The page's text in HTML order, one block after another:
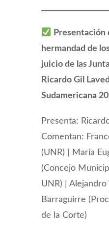
Presentación
hermandad de
juicio de las
Ricardo Gil
Sudamericana
Presenta:
Comentan:
(UNR) | María
(Concejo
UNR) | Alejandro
Barraguirre
de la Corte)